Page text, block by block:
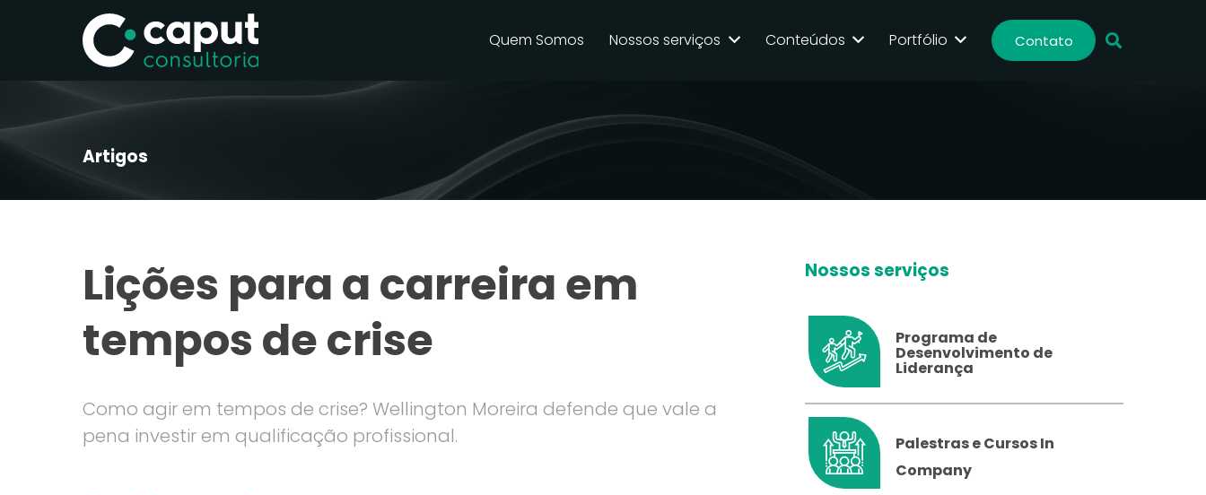
Quem Somos Nossos serviços Conteúdos Portfólio Contato
Artigos
Lições para a carreira em
tempos de crise
Como agir em tempos de crise? Wellington Moreira defende que vale a
pena investir em qualificação profissional.
Nossos serviços
Programa de
Desenvolvimento de
Liderança
Palestras e Cursos In
Company